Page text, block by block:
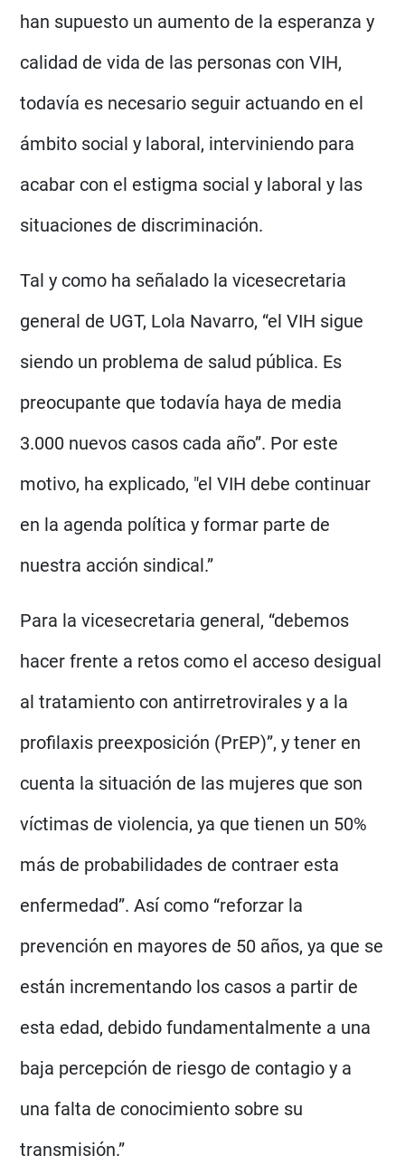
han supuesto un aumento de la esperanza y
calidad de vida de las personas con VIH,
todavía es necesario seguir actuando en el
ámbito social y laboral, interviniendo para
acabar con el estigma social y laboral y las
situaciones de discriminación.
Tal y como ha señalado la vicesecretaria
general de UGT, Lola Navarro, “el VIH sigue
siendo un problema de salud pública. Es
preocupante que todavía haya de media
3.000 nuevos casos cada año”. Por este
motivo, ha explicado, "el VIH debe continuar
en la agenda política y formar parte de
nuestra acción sindical.”
Para la vicesecretaria general, “debemos
hacer frente a retos como el acceso desigual
al tratamiento con antirretrovirales y a la
profilaxis preexposición (PrEP)”, y tener en
cuenta la situación de las mujeres que son
víctimas de violencia, ya que tienen un 50%
más de probabilidades de contraer esta
enfermedad”. Así como “reforzar la
prevención en mayores de 50 años, ya que se
están incrementando los casos a partir de
esta edad, debido fundamentalmente a una
baja percepción de riesgo de contagio y a
una falta de conocimiento sobre su
transmisión.”